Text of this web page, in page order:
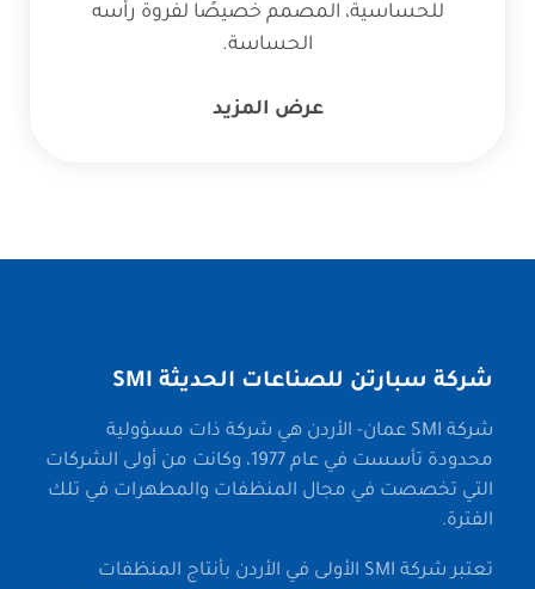
للحساسية، المصمم خصيصًا لفروة رأسه
الحساسة.
عرض المزيد
شركة سبارتن للصناعات الحديثة SMI
شركة SMI عمان- الأردن هي شركة ذات مسؤولية
محدودة تأسست في عام 1977، وكانت من أولى الشركات
التي تخصصت في مجال المنظفات والمطهرات في تلك
الفترة.
تعتبر شركة SMI الأولى في الأردن بأنتاج المنظفات